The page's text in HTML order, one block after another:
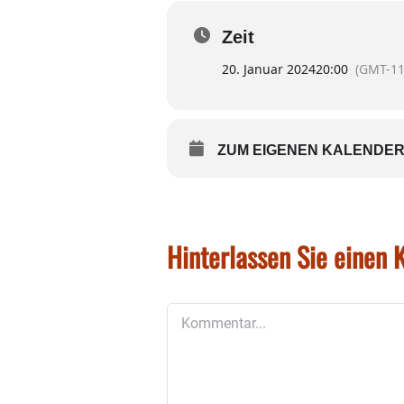
Die Feuerwehr in Rott
doch die so unglaublich
Zeit
20. Januar 202420:00 (GMT-
ZUM EIGENEN
Hinterlassen Sie einen